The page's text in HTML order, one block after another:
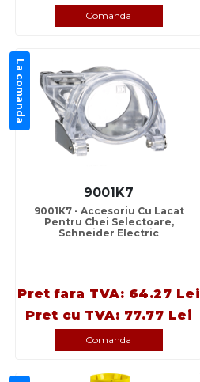
Comanda
La comanda
9001K7
9001K7 - Accesoriu Cu Lacat
Pentru Chei Selectoare,
Schneider Electric
Pret fara TVA: 64.27 Lei
Pret cu TVA: 77.77 Lei
Comanda